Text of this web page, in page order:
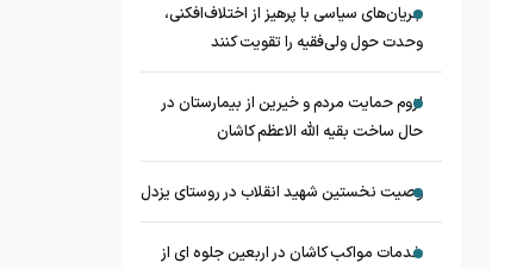
جریان‌های سیاسی با پرهیز از اختلاف‌افکنی،
وحدت حول ولی‌فقیه را تقویت کنند
لزوم حمایت مردم و خیرین از بیمارستان در
حال ساخت بقیه الله الاعظم کاشان
وصیت نخستین شهید انقلاب در روستای یزدل
خدمات مواکب کاشان در اربعین جلوه ای از